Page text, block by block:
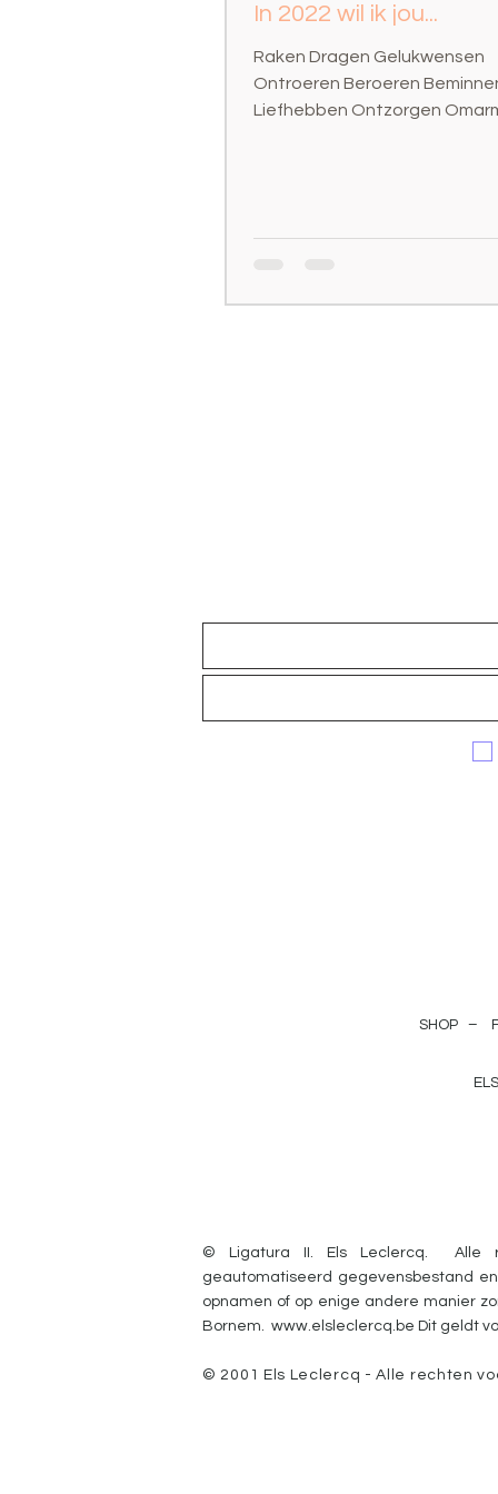
In 2022 wil ik jou...
Raken Dragen Gelukwensen
Ontroeren Beroeren
Liefhebben Ontzorgen
SHOP –
ELS
© Ligatura II. Els Leclercq.
Alle
geautomatiseerd gegevensbestand
opnamen of op enige andere manier
Bornem. www.elsleclercq.be Dit geldt
© 2001 Els Leclercq - Alle rechten